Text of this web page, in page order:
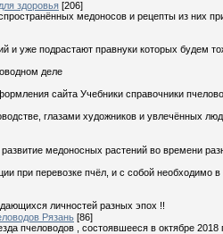
здоровья [206]
медоносов и рецепты из них
и уже подрастают правнуки которых будем
деле
сайта Учебники справочники
глазами художников и увлечённых
медоносных растений во времени
при перевозке пчёл, и с собой необходимо
личностей разных эпох !!
Рязань [86]
пчеловодов , состоявшееся в октябре 2018